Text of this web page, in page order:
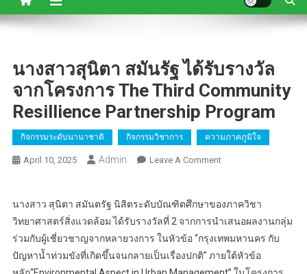
นางสาวสุนิตา สมันรัฐ ได้รับรางวัล
จากโครงการ The Third Community
Resillience Partnership Program
กิจกรรมระดับนานาชาติ กิจกรรมวิชาการ ความภาคภูมิใจ
April 10, 2025 Admin Leave A CommentOn
นิตา
สมัน
รัฐ
ได้
รับ
นางสาว สุนิตา สมันตรัฐ นิสิตระดับบัณฑิตศึกษาของภาควิชา
วิทยาศาสตร์สิ่งแวดล้อม ได้รับรางวัลที่ 2 จากการนำเสนอผลงานกลุ่ม
ร่วมกับผู้เชี่ยวชาญจากหลายวงการ ในหัวข้อ “กรุงเทพมหานคร กับ
ปัญหาน้ำท่วมขังที่เกิดขึ้นจนกลายเป็นเรื่องปกติ” ภายใต้หัวข้อ